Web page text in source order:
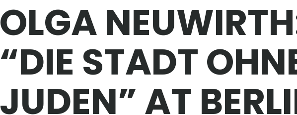
OLGA
“DIE STADT
JUDEN” AT